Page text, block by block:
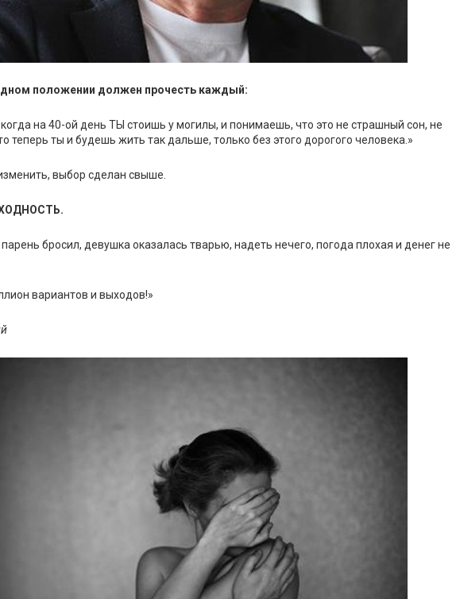
положении должен прочесть каждый:
на 40-ой день ТЫ стоишь у могилы, и понимаешь, что это не страшный сон, не
теперь ты и будешь жить так дальше, только без этого дорогого человека.»
выбор сделан свыше.
бросил, девушка оказалась тварью, надеть нечего, погода плохая и денег не
вариантов и выходов!»